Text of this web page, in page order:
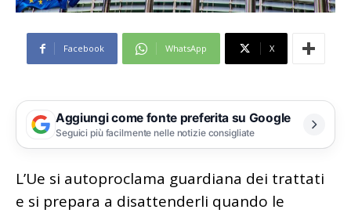
Facebook WhatsApp X
Aggiungi come fonte preferita su Google
Seguici più facilmente nelle notizie consigliate
L’Ue si autoproclama guardiana dei trattati
e si prepara a disattenderli quando le